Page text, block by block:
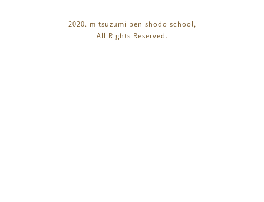
2020. mitsuzumi pen shodo school,
All Rights Reserved.